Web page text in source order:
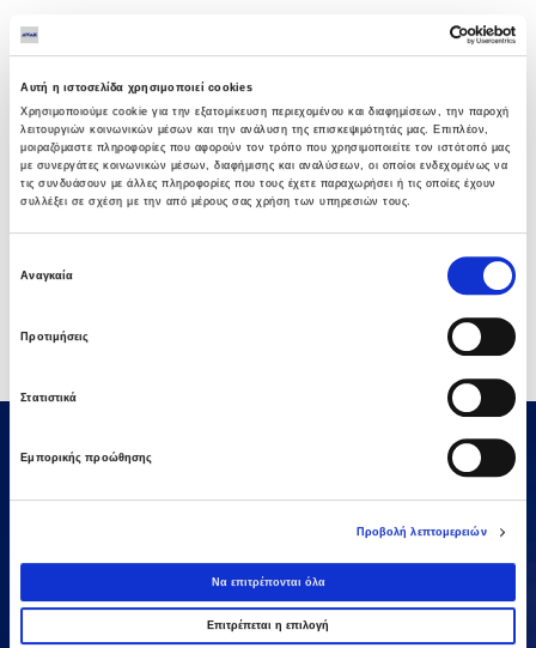
Αυτή η ιστοσελίδα χρησιμοποιεί cookies
Χρησιμοποιούμε cookie για την εξατομίκευση περιεχομένου και διαφημίσεων, την παροχή
λειτουργιών κοινωνικών μέσων και την ανάλυση της επισκεψιμότητάς μας. Επιπλέον,
μοιραζόμαστε πληροφορίες που αφορούν τον τρόπο που χρησιμοποιείτε τον ιστότοπό μας
με συνεργάτες κοινωνικών μέσων, διαφήμισης και αναλύσεων, οι οποίοι ενδεχομένως να
τις συνδυάσουν με άλλες πληροφορίες που τους έχετε παραχωρήσει ή τις οποίες έχουν
συλλέξει σε σχέση με την από μέρους σας χρήση των υπηρεσιών τους.
Αναγκαία
Προτιμήσεις
Στατιστικά
Εμπορικής προώθησης
Προβολή λεπτομερειών
Να επιτρέπονται όλα
Επιτρέπεται η επιλογή
Μελέτη και κατασκευή ενός Βιολογικού Σταθμού
Επεξεργασίας Αποβλήτων για πληθυσμό 87.520 κατοίκων και
ικανότητα επεξεργασίας 30.000 m³/ημέρα.
Αμαρουσίου-Χαλανδρίου 16, 15125,
Τηλεφωνικό Κέντρο: 2106375000